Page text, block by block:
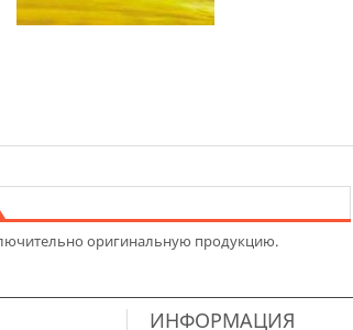
оригинальную продукцию.
ИНФОРМАЦИЯ